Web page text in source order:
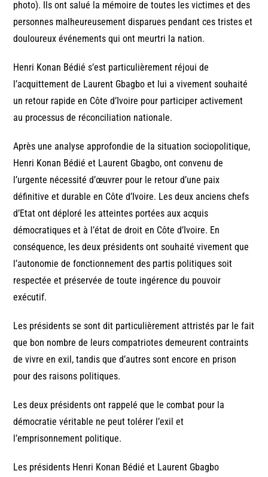
photo). Ils ont salué la mémoire de toutes les victimes et des
personnes malheureusement disparues pendant ces tristes et
douloureux événements qui ont meurtri la nation.
Henri Konan Bédié s’est particulièrement réjoui de
l’acquittement de Laurent Gbagbo et lui a vivement souhaité
un retour rapide en Côte d’Ivoire pour participer activement
au processus de réconciliation nationale.
Après une analyse approfondie de la situation sociopolitique,
Henri Konan Bédié et Laurent Gbagbo, ont convenu de
l’urgente nécessité d’œuvrer pour le retour d’une paix
définitive et durable en Côte d’Ivoire. Les deux anciens chefs
d’Etat ont déploré les atteintes portées aux acquis
démocratiques et à l’état de droit en Côte d’Ivoire. En
conséquence, les deux présidents ont souhaité vivement que
l’autonomie de fonctionnement des partis politiques soit
respectée et préservée de toute ingérence du pouvoir
exécutif.
Les présidents se sont dit particulièrement attristés par le fait
que bon nombre de leurs compatriotes demeurent contraints
de vivre en exil, tandis que d’autres sont encore en prison
pour des raisons politiques.
Les deux présidents ont rappelé que le combat pour la
démocratie véritable ne peut tolérer l’exil et
l’emprisonnement politique.
Les présidents Henri Konan Bédié et Laurent Gbagbo